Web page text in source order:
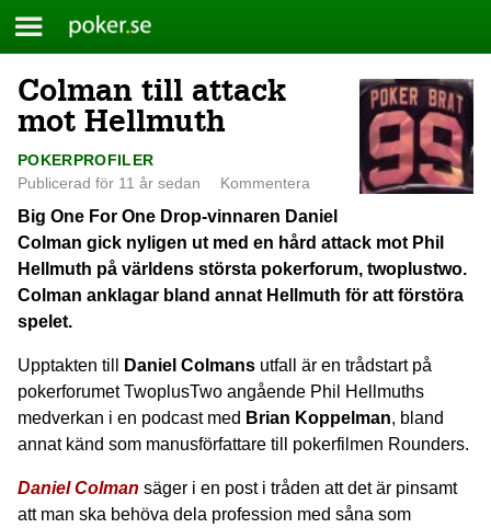
Skip
to
Meny
Poker.se
Colman till attack
mot Hellmuth
POKERPROFILER
Publicerad för 11 år sedan
Kommentera
Big One For One Drop-vinnaren Daniel
Colman gick nyligen ut med en hård attack mot Phil
Hellmuth på världens största pokerforum, twoplustwo.
Colman anklagar bland annat Hellmuth för att förstöra
spelet.
Upptakten till Daniel Colmans utfall är en trådstart på
pokerforumet TwoplusTwo angående Phil Hellmuths
medverkan i en podcast med Brian Koppelman, bland
annat känd som manusförfattare till pokerfilmen Rounders.
Daniel Colman säger i en post i tråden att det är pinsamt
att man ska behöva dela profession med såna som